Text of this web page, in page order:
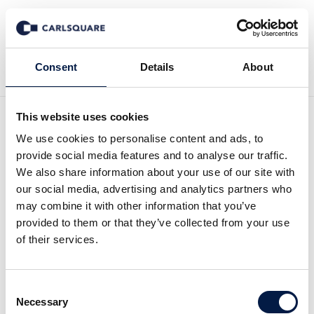
Consent Details About
This website uses cookies
We use cookies to personalise content and ads, to
provide social media features and to analyse our traffic.
We also share information about your use of our site with
our social media, advertising and analytics partners who
may combine it with other information that you’ve
provided to them or that they’ve collected from your use
of their services.
Selection
Necessary
Zurück zu News
Holtzbrinck Digital verkauft
MyHammer an
HomeAdvisor
Berlin -[nbsp]
Der führende amerikanische